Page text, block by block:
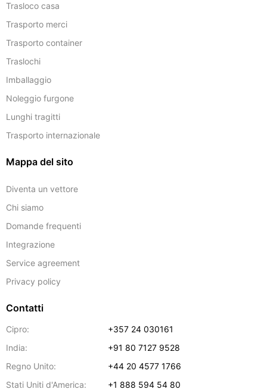
Trasloco casa
Trasporto merci
Trasporto container
Traslochi
Imballaggio
Noleggio furgone
Lunghi tragitti
Trasporto internazionale
Mappa del sito
Diventa un vettore
Chi siamo
Domande frequenti
Integrazione
Service agreement
Privacy policy
Contatti
Cipro:
+357 24 030161
India:
+91 80 7127 9528
Regno Unito:
+44 20 4577 1766
Stati Uniti d'America:
+1 888 594 54 80